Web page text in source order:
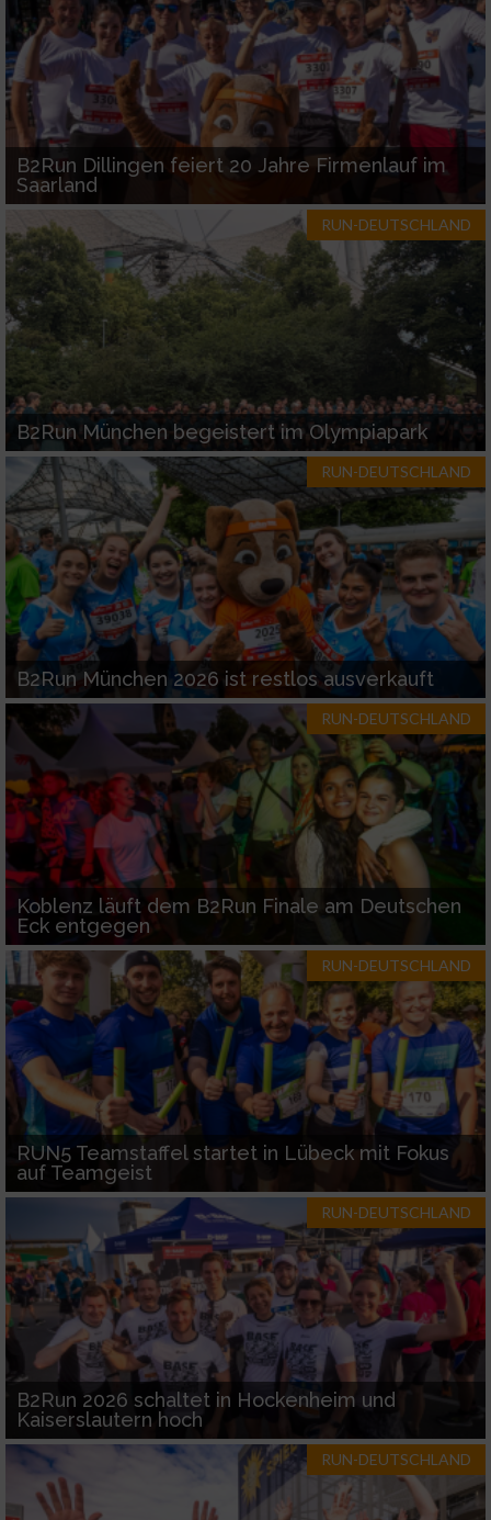
B2Run Dillingen feiert 20 Jahre Firmenlauf im
Saarland
RUN-DEUTSCHLAND
B2Run München begeistert im Olympiapark
RUN-DEUTSCHLAND
B2Run München 2026 ist restlos ausverkauft
RUN-DEUTSCHLAND
Koblenz läuft dem B2Run Finale am Deutschen
Eck entgegen
RUN-DEUTSCHLAND
RUN5 Teamstaffel startet in Lübeck mit Fokus
auf Teamgeist
RUN-DEUTSCHLAND
B2Run 2026 schaltet in Hockenheim und
Kaiserslautern hoch
RUN-DEUTSCHLAND
Nicht-IAB-Verarbeitungszwecke:
Notwendig
Performance
Funktional
Werbung